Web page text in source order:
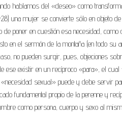
hablamos del «deseo» como
una mujer se convierte sólo en objeto
de poner en cuestión esa necesidad,
en el sermón de la montaña (en todo su
no pueden surgir, pues, objeciones
ese existir en un recíproco «para», el
sexual» puede y debe servir
fundamental propio de la perenne y
como persona, cuerpo y sexo al